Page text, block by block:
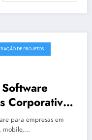
DE PROJETOS
Corporativas
4098
para empresas em
mobile,…